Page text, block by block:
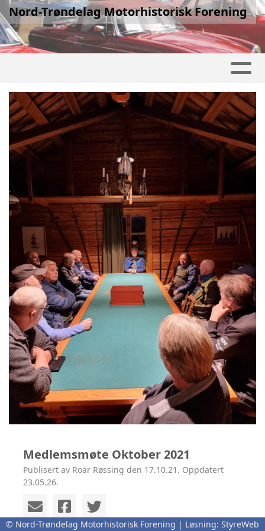
Nord-Trøndelag Motorhistorisk Forening
Medlemsmøte Oktober 2021
Publisert av Roar Røssing den 17.10.21. Oppdatert
23.05.26.
© Nord-Trøndelag Motorhistorisk Forening | Løsning: StyreWeb